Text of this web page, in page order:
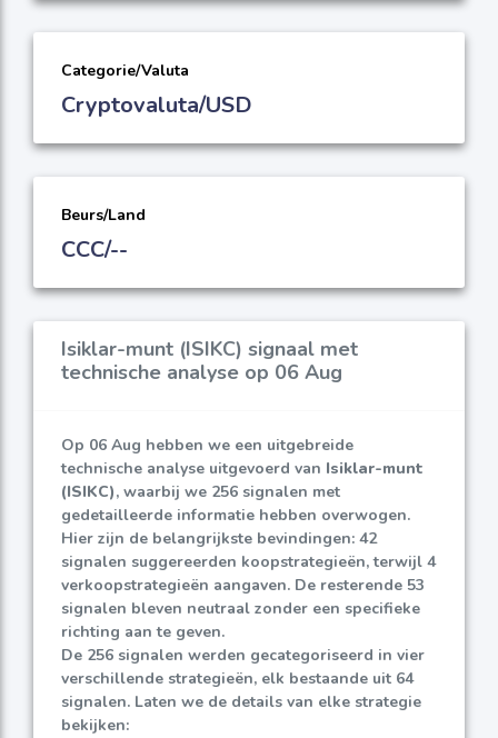
Categorie/Valuta
Cryptovaluta/USD
Beurs/Land
CCC/--
Isiklar-munt (ISIKC) signaal met
technische analyse op 06 Aug
Op 06 Aug hebben we een uitgebreide
technische analyse uitgevoerd van Isiklar-munt
(ISIKC), waarbij we 256 signalen met
gedetailleerde informatie hebben overwogen.
Hier zijn de belangrijkste bevindingen: 42
signalen suggereerden koopstrategieën, terwijl 4
verkoopstrategieën aangaven. De resterende 53
signalen bleven neutraal zonder een specifieke
richting aan te geven.
De 256 signalen werden gecategoriseerd in vier
verschillende strategieën, elk bestaande uit 64
signalen. Laten we de details van elke strategie
bekijken: